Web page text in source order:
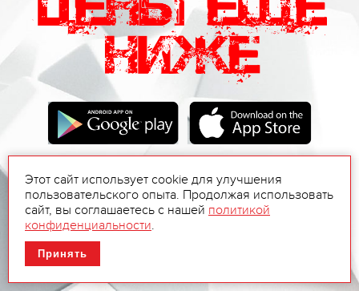
Этот сайт использует cookie для улучшения
пользовательского опыта. Продолжая использовать
сайт, вы соглашаетесь с нашей политикой
конфиденциальности.
Принять